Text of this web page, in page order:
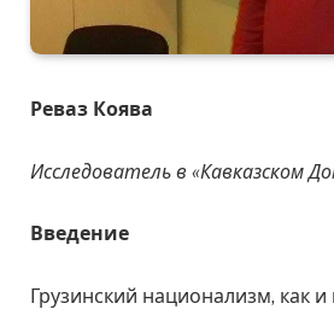
Реваз Коява
Исследователь в «Кавказском
Введение
Грузинский национализм, как